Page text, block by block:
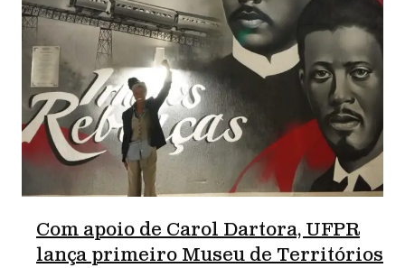
Com apoio de Carol Dartora, UFPR
lança primeiro Museu de Territórios